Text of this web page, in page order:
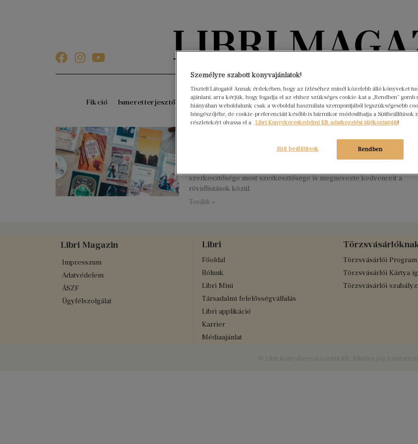
Könyvektől az olvasókig
Fikció Ismeretterjesztő Gyerekkönyvek Interjúk Beleolvasó A hónap könyvei
Nincs hozzászólás
Idén is átadtuk a Margó-díjat, az idei év legjobb elsőköteteseinek járó
szerkesztősége most szerkesztősége is megnevezte kedvenceit a
rövidlistások közül.
Tovább »
Libri Magazin
Impresszum
Adatvédelem
ÁSZF
Ügyfélszolgálat
Libri
Főoldal
Rólunk
Libri Mini
Társadalmi felelősségvállalás
Libri applikáció
Karrier
Médiaajánlat
Törzsvásárlói Program
Törzsvásárlói Kártya
Törzsvásárlói
Személyre szabott könyvajánlatok!
Tisztelt Látogató! Annak érdekében, hogy az ízléséhez minél közelebb álló könyveket
ajánlani, arra kérjük, hogy fogadja el az ehhez szükséges cookie-kat a „Rendben” gomb
hiányában weboldalunk csak a weboldal használata szempontjából legszükségesebb
böngészőjébe, de cookie-preferenciáit később is bármikor módosíthatja a Sütibeállítások
részletekért olvassa el a Libri Könyvkereskedelmi Kft. adatkezelési tájékoztatóját!
Rendben
Süti beállítások